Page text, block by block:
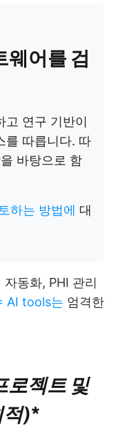
어를 검
고 연구 기반이
를 따릅니다. 따
바탕으로 함
하는 방법에 대
동화, PHI 관리
AI tools는 엄격한
젝트 및
)*